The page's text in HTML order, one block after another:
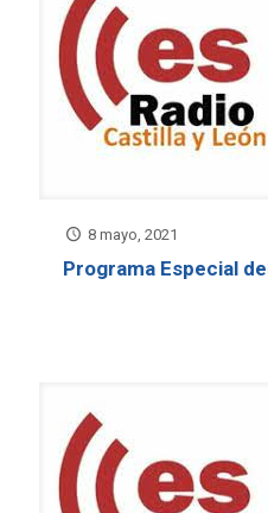
8 mayo, 2021
Programa Especial